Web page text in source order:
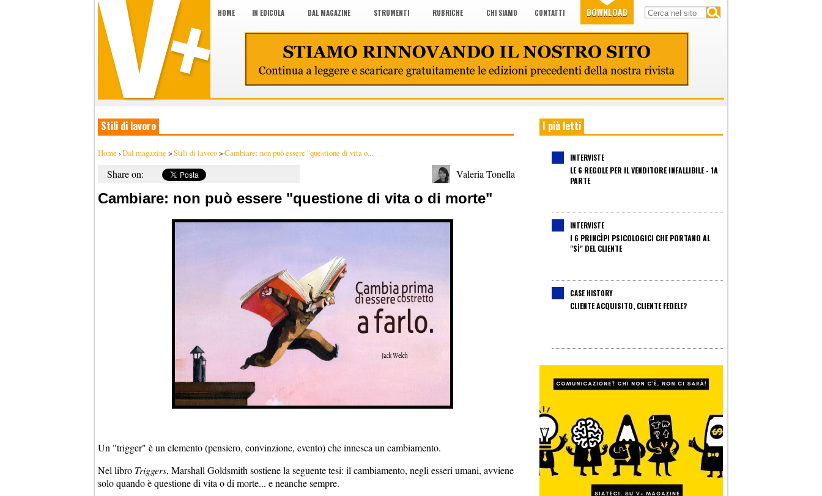
HOME IN EDICOLA DAL MAGAZINE STRUMENTI RUBRICHE CHI SIAMO CONTATTI DOWNLOAD
Stili di lavoro
Home ›Dal magazine >Stili di lavoro>Cambiare: non può essere "questione di vita o...
Share on: Valeria Tonella
Cambiare: non può essere "questione di vita o di morte"
Un "trigger" è un elemento (pensiero, convinzione, evento) che innesca un cambiamento.
Nel libro Triggers, Marshall Goldsmith sostiene la seguente tesi: il cambiamento, negli esseri umani, avviene
solo quando è questione di vita o di morte... e neanche sempre.
I più letti
INTERVISTE
LE 6 REGOLE PER IL VENDITORE INFALLIBILE - 1A
PARTE
INTERVISTE
I 6 PRINCÌPI PSICOLOGICI CHE PORTANO AL
"SÌ" DEL CLIENTE
CASE HISTORY
CLIENTE ACQUISITO, CLIENTE FEDELE?